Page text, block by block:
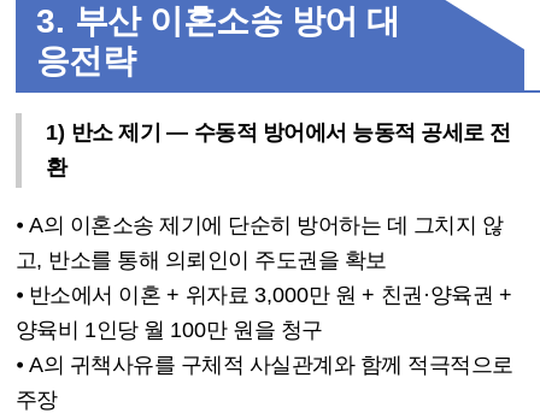
3. 부산 이혼소송 방어 대
응전략
1) 반소 제기 — 수동적 방어에서 능동적 공세로 전
환
⦁ A의 이혼소송 제기에 단순히 방어하는 데 그치지 않
고, 반소를 통해 의뢰인이 주도권을 확보
⦁ 반소에서 이혼 + 위자료 3,000만 원 + 친권 ·양육권 +
양육비 1인당 월 100만 원을 청구
⦁ A의 귀책사유를 구체적 사실관계와 함께 적극적으로
주장